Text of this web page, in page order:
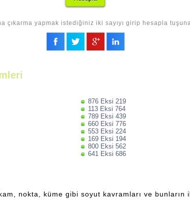
çıkarma yapmak istediğiniz iki sayıyı girip hesapla tuşuna
876 Eksi 219
113 Eksi 764
789 Eksi 439
660 Eksi 776
553 Eksi 224
169 Eksi 194
800 Eksi 562
641 Eksi 686
nokta, küme gibi soyut kavramları ve